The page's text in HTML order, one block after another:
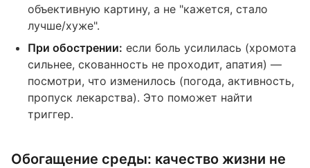
объективную картину, а не "кажется, стало
лучше/хуже".
При обострении: если боль усилилась (хромота
сильнее, скованность не проходит, апатия) —
посмотри, что изменилось (погода, активность,
пропуск лекарства). Это поможет найти
триггер.
Обогащение среды: качество жизни не